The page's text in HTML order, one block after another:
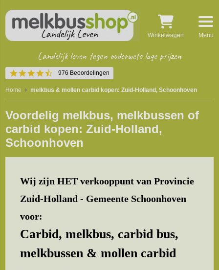
4.5
star
rating
976 Beoordelingen
Landelijk leven tegen ouderwets lage prijzen
Winkelwagen Menu
Home melkbus & mollen carbid kopen: Zuid-Holland, Schoonhoven
Voordelig melkbus, melkbussen of
carbid kopen: Zuid-Holland,
Schoonhoven
Wij zijn HET verkooppunt van Provincie
Zuid-Holland - Gemeente Schoonhoven
voor:
Carbid, melkbus, carbid bus,
melkbussen & mollen carbid